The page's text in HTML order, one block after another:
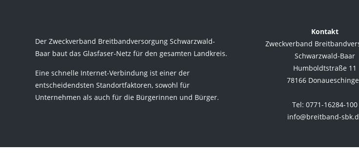
Der Zweckverband Breitbandversorgung Schwarzwald-
Baar baut das Glasfaser-Netz für den gesamten Landkreis.
Eine schnelle Internet-Verbindung ist einer der
entscheidendsten Standortfaktoren, sowohl für
Unternehmen als auch für die Bürgerinnen und Bürger.
Kontakt
Zweckverband
Schwarzwald-Baar
Humboldtstraße 11
78166
Tel: 0771-16284-100
info@breitband-